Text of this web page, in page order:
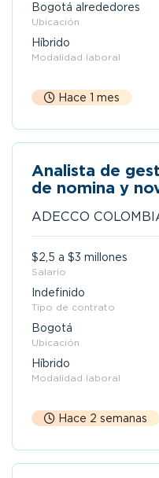
Bogotá alrededores
Ubicación
Híbrido
Modalidad laboral
Hace 1 mes
Analista de
de nomina y
ADECCO
$2,5 a $3 millones
Salario
Indefinido
Tipo de contrato
Bogotá
Ubicación
Híbrido
Modalidad laboral
Hace 2 semanas